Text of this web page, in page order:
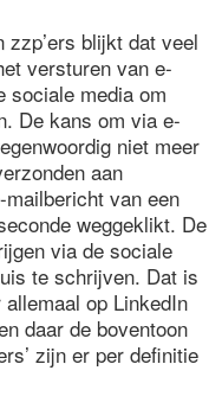
blijkt dat veel
versturen van e-
sociale media om
De kans om via e-
niet meer
aan
mailbericht van een
weggeklikt. De
via de sociale
te schrijven. Dat is
op LinkedIn
daar de boventoon
zijn er per definitie